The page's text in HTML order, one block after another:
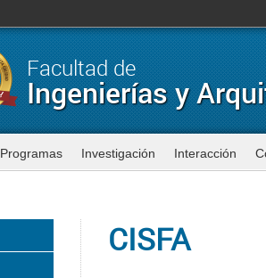
Facultad de
Ingenierías y
Programas Investigación Interacción
CISFA